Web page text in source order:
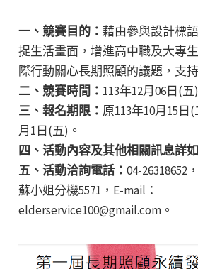
一、競賽目的： 藉由參與設計標
捉生活畫面，增進高中職及大專
際行動關心長期照顧的議題，支
二、競賽時間： 113年12月06日(五
三、報名期限： 原113年10月15日
月1日(五)。
四、活動內容及其他相關訊息詳
五、活動洽詢電話： 04-26318652
蘇小姐分機5571，E-mail：
elderservice100@gmail.com。